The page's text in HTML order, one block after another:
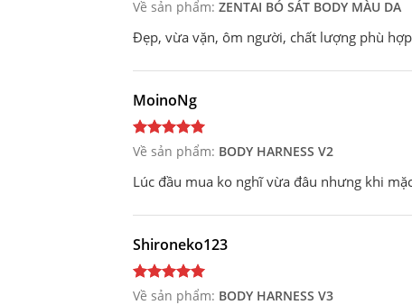
Về sản phẩm: ZENTAI BÓ SÁT BODY MÀU DA
Đẹp, vừa vặn, ôm người, chất lượng phù
MoinoNg
Về sản phẩm: BODY HARNESS V2
Lúc đầu mua ko nghĩ vừa đâu nhưng khi
Shironeko123
Về sản phẩm: BODY HARNESS V3